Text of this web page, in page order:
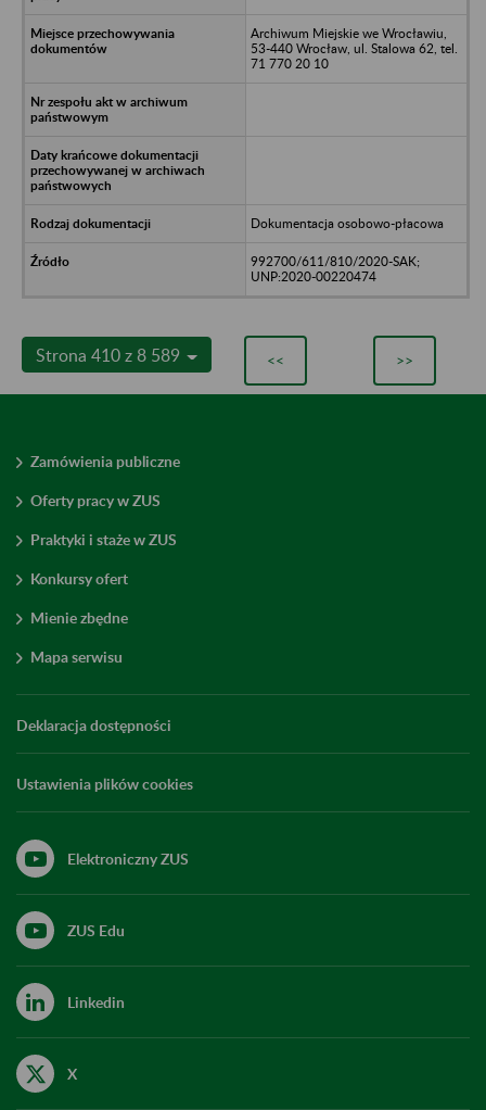
Archiwum Miejskie we Wrocławiu,
53-440 Wrocław, ul. Stalowa 62, tel.
71 770 20 10
Dokumentacja osobowo-płacowa
992700/611/810/2020-SAK;
UNP:2020-00220474
Strona 410 z 8 589 << >>
Zamówienia publiczne
Oferty pracy w ZUS
Praktyki i staże w ZUS
Konkursy ofert
Mienie zbędne
Mapa serwisu
Deklaracja dostępności
Ustawienia plików cookies
Elektroniczny ZUS
ZUS Edu
Linkedin
X